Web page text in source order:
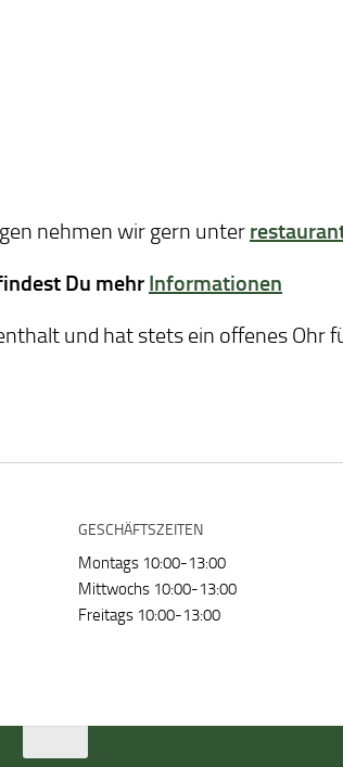
nehmen wir gern unter
Du mehr Informationen
und hat stets ein offenes Ohr
GESCHÄFTSZEITEN
Montags 10:00-13:00
Mittwochs 10:00-13:00
Freitags 10:00-13:00